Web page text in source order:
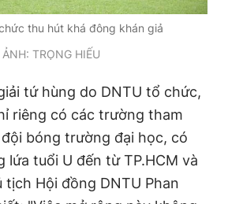
thu hút khá đông khán giả
ẢNH: TRỌNG HIẾU
tứ hùng do DNTU tổ chức,
riêng có các trường tham
bóng trường đại học, có
lứa tuổi U đến từ TP.HCM và
tịch Hội đồng DNTU Phan